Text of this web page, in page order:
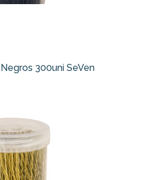
300uni SeVen